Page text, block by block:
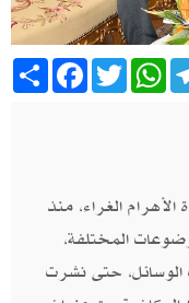
Share Facebook
Twitter
الغراء، منذ
المختلفة،
الوسائل، حتى نشرت